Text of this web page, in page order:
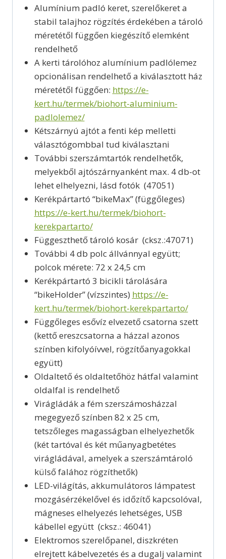
Alumínium padló keret, szerelőkeret a
stabil talajhoz rögzítés érdekében a tároló
méretétől függően kiegészítő elemként
rendelhető
A kerti tárolóhoz alumínium padlólemez
opcionálisan rendelhető a kiválasztott ház
méretétől függően: https://e-
kert.hu/termek/biohort-aluminium-
padlolemez/
Kétszárnyú ajtót a fenti kép melletti
választógombbal tud kiválasztani
További szerszámtartók rendelhetők,
melyekből ajtószárnyanként max. 4 db-ot
lehet elhelyezni, lásd fotók (47051)
Kerékpártartó “bikeMax” (függőleges)
https://e-kert.hu/termek/biohort-
kerekpartarto/
Függeszthető tároló kosár (cksz.:47071)
További 4 db polc állvánnyal együtt;
polcok mérete: 72 x 24,5 cm
Kerékpártartó 3 bicikli tárolására
“bikeHolder” (vízszintes) https://e-
kert.hu/termek/biohort-kerekpartarto/
Függőleges esővíz elvezető csatorna szett
(kettő ereszcsatorna a házzal azonos
színben kifolyóívvel, rögzítőanyagokkal
együtt)
Oldaltető és oldaltetőhöz hátfal valamint
oldalfal is rendelhető
Virágládák a fém szerszámosházzal
megegyező színben 82 x 25 cm,
tetszőleges magasságban elhelyezhetők
(két tartóval és két műanyagbetétes
virágládával, amelyek a szerszámtároló
külső falához rögzíthetők)
LED-világítás, akkumulátoros lámpatest
mozgásérzékelővel és időzítő kapcsolóval,
mágneses elhelyezés lehetséges, USB
kábellel együtt (cksz.: 46041)
Elektromos szerelőpanel, diszkréten
elrejtett kábelvezetés és a dugalj valamint